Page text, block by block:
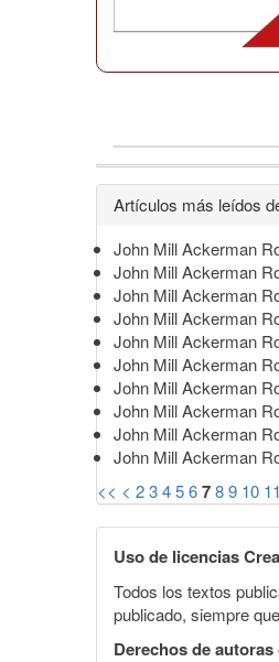
Detalles
del
artículo
Artículos más leídos
John Mill Ackerman
John Mill Ackerman
John Mill Ackerman
John Mill Ackerman
John Mill Ackerman
John Mill Ackerman
John Mill Ackerman
John Mill Ackerman
John Mill Ackerman
John Mill Ackerman
<< < 23456789 10 11
Uso de licencias
Todos los textos
publicado, siempre
Derechos de